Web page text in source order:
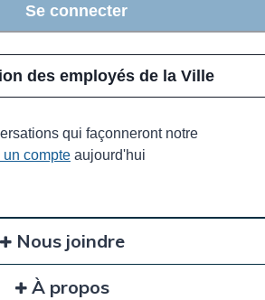
Se connecter
des employés de la Ville
qui façonneront notre
un compte aujourd'hui
Nous joindre
À propos